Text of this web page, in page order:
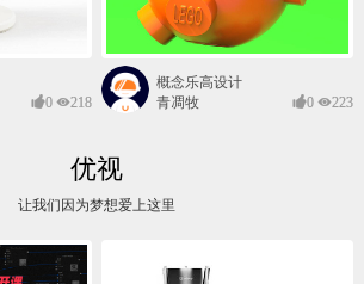
0 218
概念乐高设计
青凋牧
0 223
优视
让我们因为梦想爱上这里